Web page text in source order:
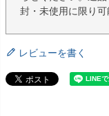
封・未使用に限り可
レビューを書く